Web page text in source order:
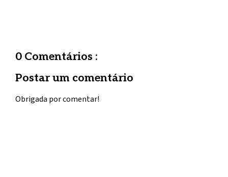
0 Comentários :
Postar um comentário
Obrigada por comentar!